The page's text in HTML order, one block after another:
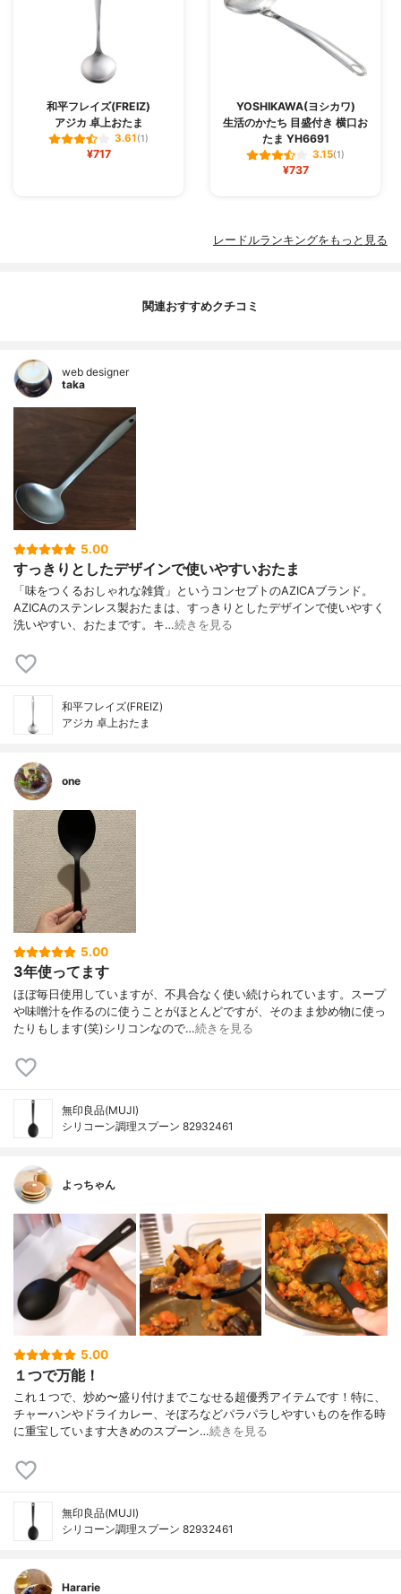
和平フレイズ(FREIZ)
アジカ 卓上おたま
3.61(1)
¥717
YOSHIKAWA(ヨシカワ)
生活のかたち 目盛付き 横口お
たま YH6691
3.15(1)
¥737
レードルランキングをもっと見る
関連おすすめクチコミ
web designer
taka
5.00
すっきりとしたデザインで使いやすいおたま
「味をつくるおしゃれな雑貨」というコンセプトのAZICAブランド。
AZICAのステンレス製おたまは、すっきりとしたデザインで使いやすく
洗いやすい、おたまです。キ…続きを見る
和平フレイズ(FREIZ)
アジカ 卓上おたま
one
5.00
3年使ってます
ほぼ毎日使用していますが、不具合なく使い続けられています。スープ
や味噌汁を作るのに使うことがほとんどですが、そのまま炒め物に使っ
たりもします(笑)シリコンなので…続きを見る
無印良品(MUJI)
シリコーン調理スプーン 82932461
よっちゃん
5.00
１つで万能！
これ１つで、炒め〜盛り付けまでこなせる超優秀アイテムです！特に、
チャーハンやドライカレー、そぼろなどパラパラしやすいものを作る時
に重宝しています大きめのスプーン…続きを見る
無印良品(MUJI)
シリコーン調理スプーン 82932461
Hararie